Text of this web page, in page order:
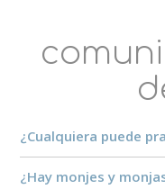
¿Cualquiera puede
¿Hay monjes y